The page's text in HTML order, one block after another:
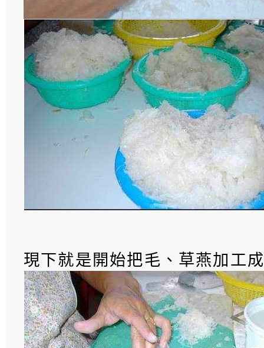
現下就是開始把毛、草燕加工